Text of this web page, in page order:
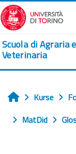
Zum Hauptinhalt
Scuola di Agraria
Veterinaria
Kurse
MatDid